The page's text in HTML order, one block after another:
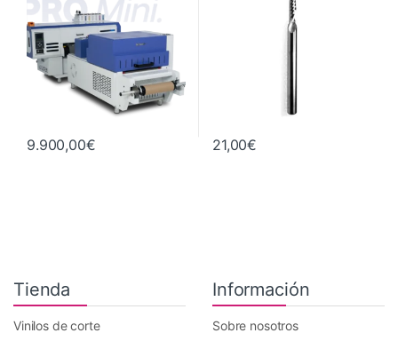
9.900,00€ 21,00€
Tienda
Vinilos de corte
Información
Sobre nosotros